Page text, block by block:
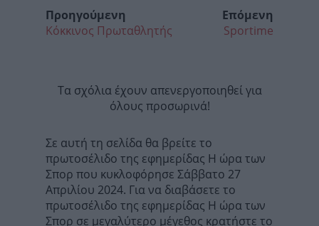
Προηγούμενη
Κόκκινος Πρωταθλητής
Επόμενη
Sportime
Τα σχόλια έχουν απενεργοποιηθεί για
όλους προσωρινά!
Σε αυτή τη σελίδα θα βρείτε το
πρωτοσέλιδο της εφημερίδας Η ώρα των
Σπορ που κυκλοφόρησε Σάββατο 27
Απριλίου 2024. Για να διαβάσετε το
πρωτοσέλιδο της εφημερίδας Η ώρα των
Σπορ σε μεγαλύτερο μέγεθος κρατήστε το